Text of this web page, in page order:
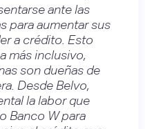
ante las
para aumentar sus
a crédito. Esto
más inclusivo,
son dueñas de
Desde Belvo,
la labor que
Banco W para